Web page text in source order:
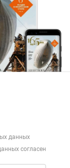
данных
согласен